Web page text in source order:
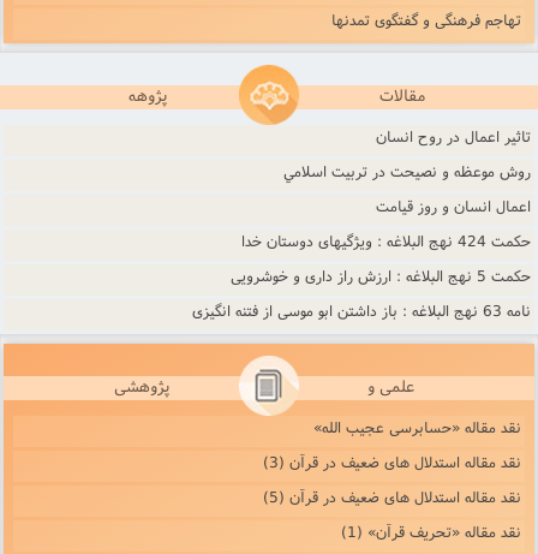
تهاجم فرهنگی و گفتگوی تمدنها
مقالات پژوهه
تاثير اعمال در روح انسان
روش موعظه و نصيحت در تربيت اسلامي
اعمال انسان و روز قيامت
حکمت 424 نهج البلاغه : ویژگیهای دوستان خدا
حکمت 5 نهج البلاغه : ارزش راز دارى و خوشرويى
نامه 63 نهج البلاغه : باز داشتن ابو موسى از فتنه انگيزى
علمی و پژوهشی
نقد مقاله «حسابرسی عجیب الله»
نقد مقاله استدلال های ضعیف در قرآن (3)
نقد مقاله استدلال های ضعیف در قرآن (5)
نقد مقاله «تحریف قرآن» (1)